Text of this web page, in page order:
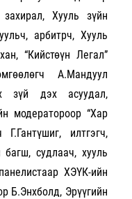
Хууль зүйн
арбитрч, Хууль
“Кийстөүн Легал”
А.Мандуул
зүй дэх асуудал,
модератороор “Хар
Г.Гантүшиг, илтгэгч,
судлаач, хууль
ХЭҮК-ийн
Б.Энхболд, Эрүүгийн